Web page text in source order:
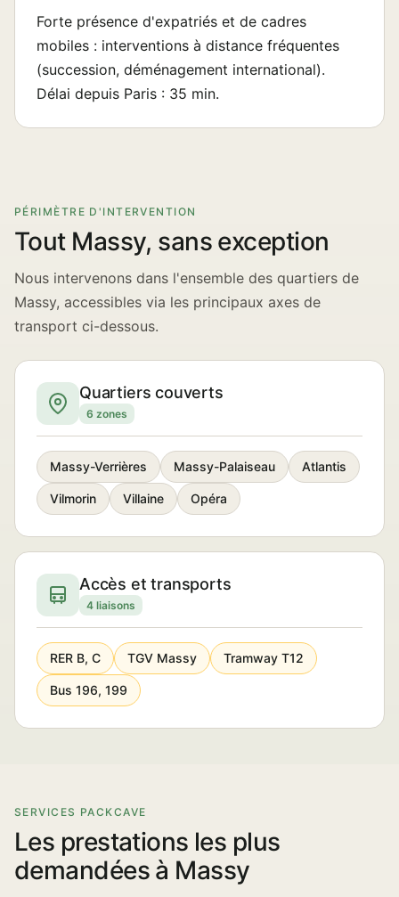
Forte présence d'expatriés et de cadres
mobiles : interventions à distance fréquentes
(succession, déménagement international).
Délai depuis Paris : 35 min.
PÉRIMÈTRE D'INTERVENTION
Tout Massy, sans exception
Nous intervenons dans l'ensemble des quartiers de
Massy, accessibles via les principaux axes de
transport ci-dessous.
Quartiers couverts
6 zones
Massy-Verrières Massy-Palaiseau Atlantis
Vilmorin Villaine Opéra
Accès et transports
4 liaisons
RER B, C TGV Massy Tramway T12
Bus 196, 199
SERVICES PACKCAVE
Les prestations les plus
demandées à Massy